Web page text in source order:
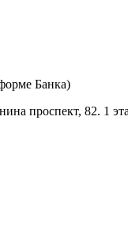
Банка)
проспект, 82. 1